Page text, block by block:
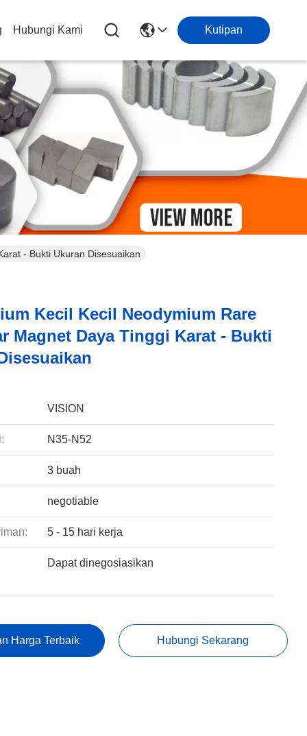
Hubungi Kami Kutipan
- Bukti Ukuran Disesuaikan
Kecil Kecil Neodymium Rare
Magnet Daya Tinggi Karat - Bukti
VISION
N35-N52
3 buah
negotiable
5 - 15 hari kerja
Dapat dinegosiasikan
Harga Terbaik Hubungi Sekarang